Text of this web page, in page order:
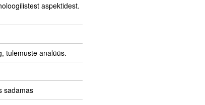
aspektidest.
tulemuste analüüs.
sadamas